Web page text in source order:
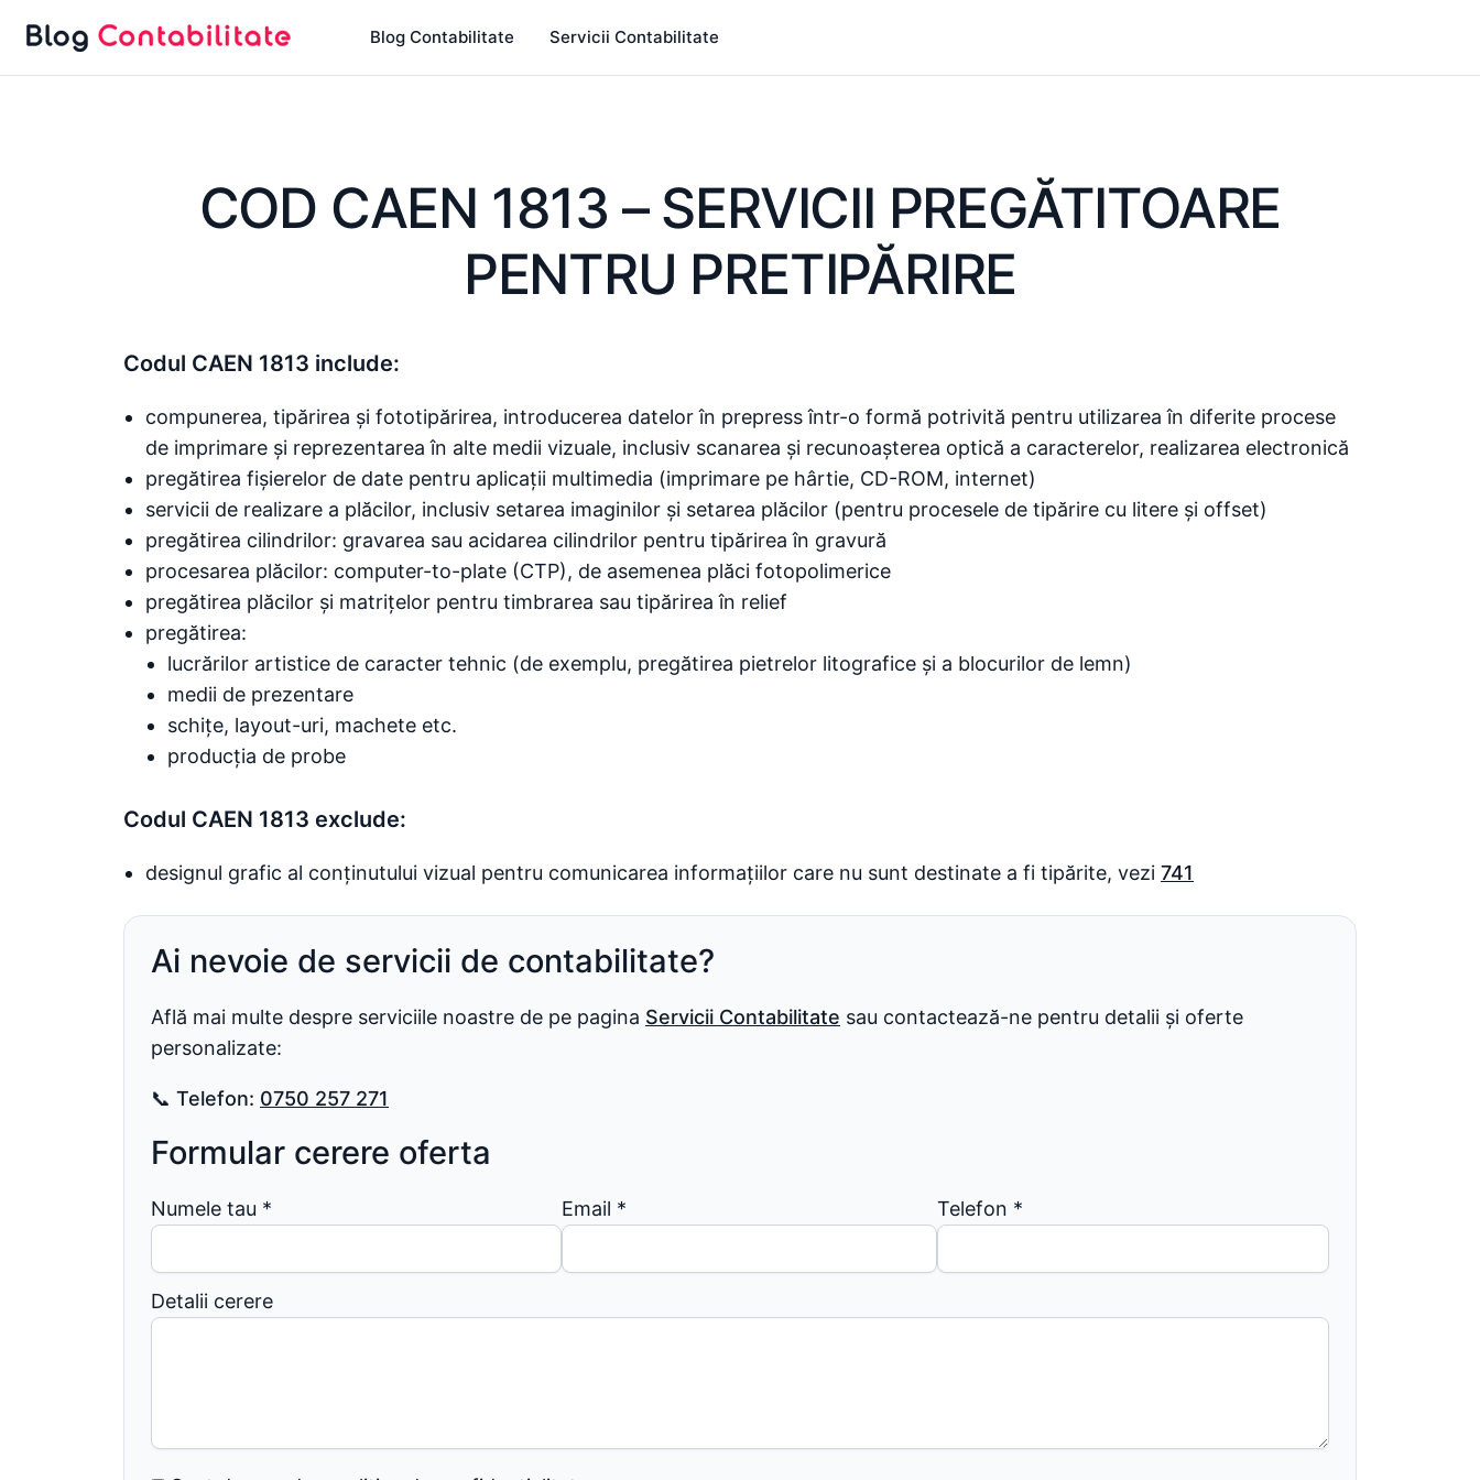
conținut
Blog Contabilitate Servicii Contabilitate
COD CAEN 1813 – SERVICII PREGĂTITOARE
PENTRU PRETIPĂRIRE
Codul CAEN 1813 include:
compunerea, tipărirea și fototipărirea, introducerea datelor în prepress într-o formă potrivită pentru utilizarea în diferite procese
de imprimare și reprezentarea în alte medii vizuale, inclusiv scanarea și recunoașterea optică a caracterelor, realizarea electronică
pregătirea fișierelor de date pentru aplicații multimedia (imprimare pe hârtie, CD-ROM, internet)
servicii de realizare a plăcilor, inclusiv setarea imaginilor și setarea plăcilor (pentru procesele de tipărire cu litere și offset)
pregătirea cilindrilor: gravarea sau acidarea cilindrilor pentru tipărirea în gravură
procesarea plăcilor: computer-to-plate (CTP), de asemenea plăci fotopolimerice
pregătirea plăcilor și matrițelor pentru timbrarea sau tipărirea în relief
pregătirea:
lucrărilor artistice de caracter tehnic (de exemplu, pregătirea pietrelor litografice și a blocurilor de lemn)
medii de prezentare
schițe, layout-uri, machete etc.
producția de probe
Codul CAEN 1813 exclude:
designul grafic al conținutului vizual pentru comunicarea informațiilor care nu sunt destinate a fi tipărite, vezi 741
Ai nevoie de servicii de contabilitate?
Află mai multe despre serviciile noastre de pe pagina Servicii Contabilitate sau contactează-ne pentru detalii și oferte
personalizate:
📞 Telefon: 0750 257 271
Formular cerere oferta
Numele tau * Email * Telefon *
Detalii cerere